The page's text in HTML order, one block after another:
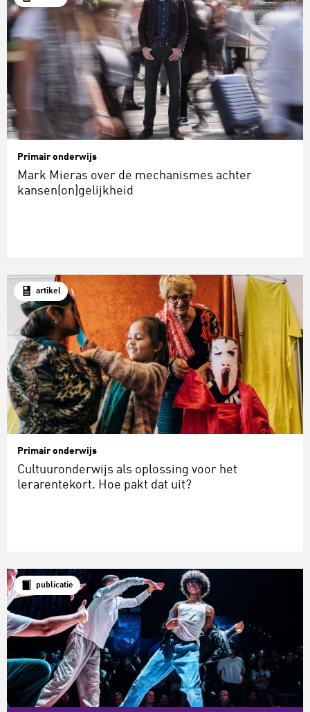
Primair onderwijs
Mark Mieras over de mechanismes achter
kansen(on)gelijkheid
artikel
Primair onderwijs
Cultuuronderwijs als oplossing voor het
lerarentekort. Hoe pakt dat uit?
publicatie